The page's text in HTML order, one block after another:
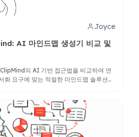
Joyce
AI 마인드맵 생성기 비교 및
의 AI 기반 접근법을 비교하여 연
화 요구에 맞는 적절한 마인드맵 솔루션을